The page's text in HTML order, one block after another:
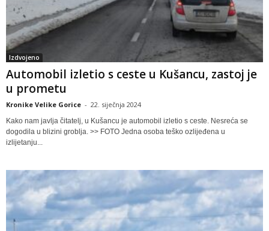
Izdvojeno
Automobil izletio s ceste u Kušancu, zastoj je
u prometu
Kronike Velike Gorice - 22. siječnja 2024
Kako nam javlja čitatelj, u Kušancu je automobil izletio s ceste. Nesreća se
dogodila u blizini groblja. >> FOTO Jedna osoba teško ozlijeđena u
izlijetanju...